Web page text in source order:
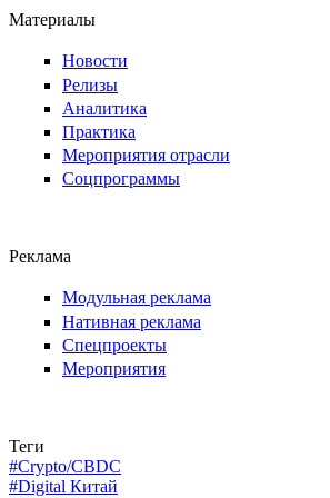
Материалы
Новости
Релизы
Аналитика
Практика
Мероприятия отрасли
Соцпрограммы
Реклама
Модульная реклама
Нативная реклама
Спецпроекты
Мероприятия
Теги
#Crypto/CBDC
#Digital Китай